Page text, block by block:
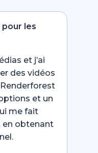
les
et j’ai
des vidéos
et un
me fait
en obtenant